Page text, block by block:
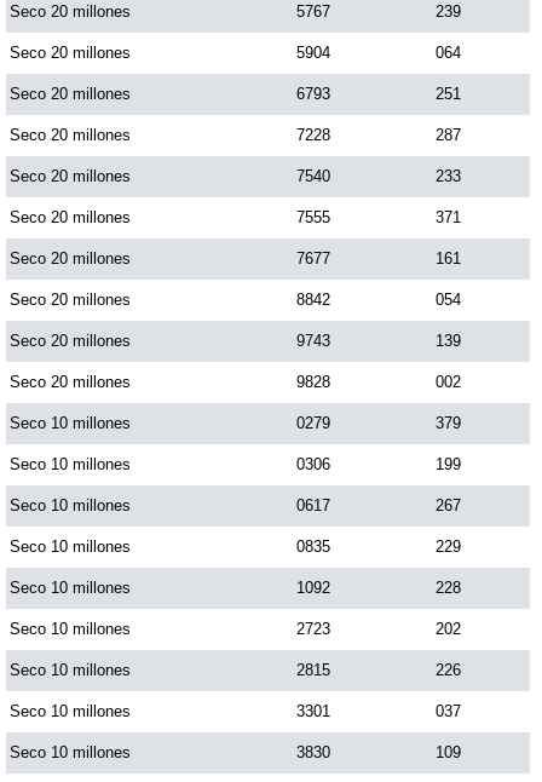
Seco 20 millones 5767 239
Seco 20 millones 5904 064
Seco 20 millones 6793 251
Seco 20 millones 7228 287
Seco 20 millones 7540 233
Seco 20 millones 7555 371
Seco 20 millones 7677 161
Seco 20 millones 8842 054
Seco 20 millones 9743 139
Seco 20 millones 9828 002
Seco 10 millones 0279 379
Seco 10 millones 0306 199
Seco 10 millones 0617 267
Seco 10 millones 0835 229
Seco 10 millones 1092 228
Seco 10 millones 2723 202
Seco 10 millones 2815 226
Seco 10 millones 3301 037
Seco 10 millones 3830 109